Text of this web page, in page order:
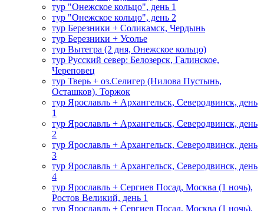
тур "Онежское кольцо", день 1
тур "Онежское кольцо", день 2
тур Березники + Соликамск, Чердынь
тур Березники + Усолье
тур Вытегра (2 дня, Онежское кольцо)
тур Русский север: Белозерск, Галинское,
Череповец
тур Тверь + оз.Селигер (Нилова Пустынь,
Осташков), Торжок
тур Ярославль + Архангельск, Северодвинск, день
1
тур Ярославль + Архангельск, Северодвинск, день
2
тур Ярославль + Архангельск, Северодвинск, день
3
тур Ярославль + Архангельск, Северодвинск, день
4
тур Ярославль + Сергиев Посад, Москва (1 ночь),
Ростов Великий, день 1
тур Ярославль + Сергиев Посад, Москва (1 ночь),